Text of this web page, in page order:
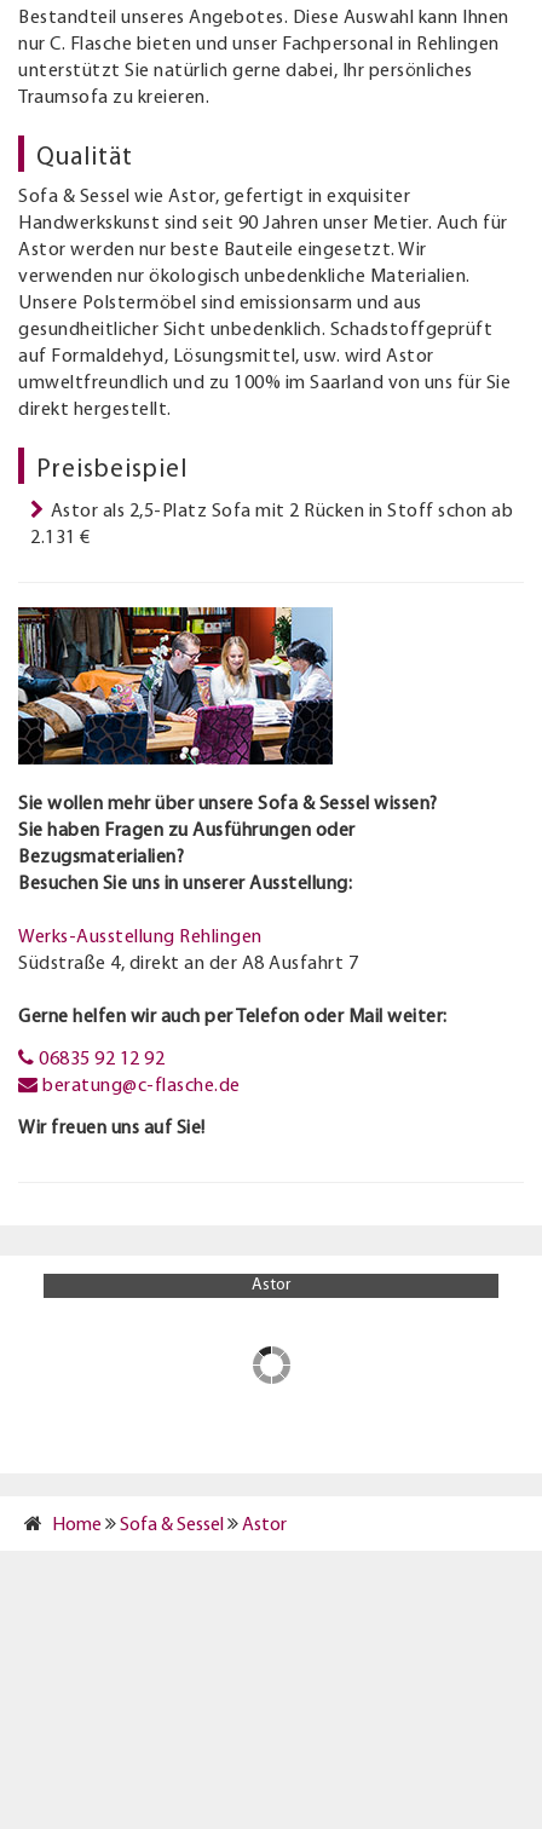
Bestandteil unseres Angebotes. Diese Auswahl kann Ihnen
nur C. Flasche bieten und unser Fachpersonal in Rehlingen
unterstützt Sie natürlich gerne dabei, Ihr persönliches
Traumsofa zu kreieren.
Qualität
Sofa & Sessel wie Astor, gefertigt in exquisiter
Handwerkskunst sind seit 90 Jahren unser Metier. Auch für
Astor werden nur beste Bauteile eingesetzt. Wir
verwenden nur ökologisch unbedenkliche Materialien.
Unsere Polstermöbel sind emissionsarm und aus
gesundheitlicher Sicht unbedenklich. Schadstoffgeprüft
auf Formaldehyd, Lösungsmittel, usw. wird Astor
umweltfreundlich und zu 100% im Saarland von uns für Sie
direkt hergestellt.
Preisbeispiel
Astor als 2,5-Platz Sofa mit 2 Rücken in Stoff schon ab
2.131 €
Sie wollen mehr über unsere Sofa & Sessel wissen?
Sie haben Fragen zu Ausführungen oder
Bezugsmaterialien?
Besuchen Sie uns in unserer Ausstellung:
Werks-Ausstellung Rehlingen
Südstraße 4, direkt an der A8 Ausfahrt 7
Gerne helfen wir auch per Telefon oder Mail weiter:
06835 92 12 92
beratung@c-flasche.de
Wir freuen uns auf Sie!
Home Sofa & Sessel Astor